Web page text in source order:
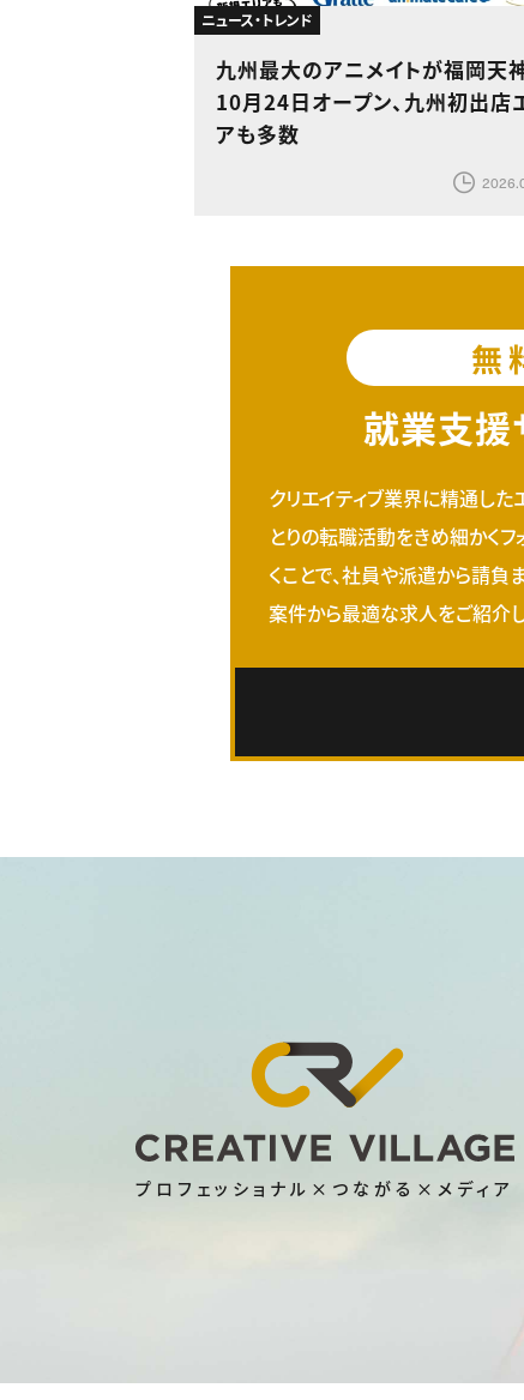
ニュース・トレンド
九州最大のアニメイトが福岡天
10月24日オープン、九州初出店
アも多数
無
就業支援
クリエイティブ業界に精通した
とりの転職活動をきめ細かく
くことで、社員や派遣から請負
案件から最適な求人をご紹介し
プロフェッショナル×つながる×メディア